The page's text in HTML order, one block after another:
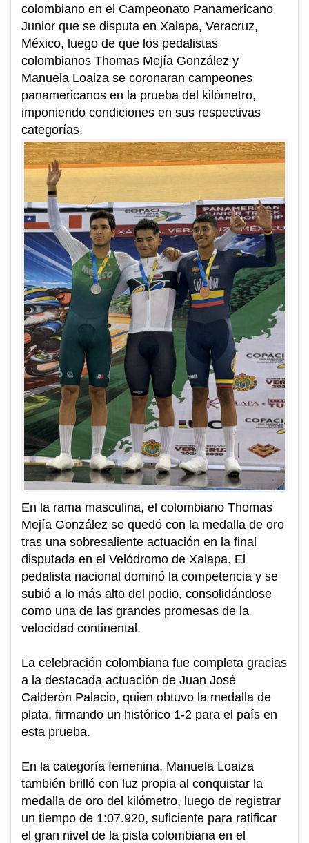
colombiano en el Campeonato Panamericano
Junior que se disputa en Xalapa, Veracruz,
México, luego de que los pedalistas
colombianos Thomas Mejía González y
Manuela Loaiza se coronaran campeones
panamericanos en la prueba del kilómetro,
imponiendo condiciones en sus respectivas
categorías.
En la rama masculina, el colombiano Thomas
Mejía González se quedó con la medalla de oro
tras una sobresaliente actuación en la final
disputada en el Velódromo de Xalapa. El
pedalista nacional dominó la competencia y se
subió a lo más alto del podio, consolidándose
como una de las grandes promesas de la
velocidad continental.
La celebración colombiana fue completa gracias
a la destacada actuación de Juan José
Calderón Palacio, quien obtuvo la medalla de
plata, firmando un histórico 1-2 para el país en
esta prueba.
En la categoría femenina, Manuela Loaiza
también brilló con luz propia al conquistar la
medalla de oro del kilómetro, luego de registrar
un tiempo de 1:07.920, suficiente para ratificar
el gran nivel de la pista colombiana en el